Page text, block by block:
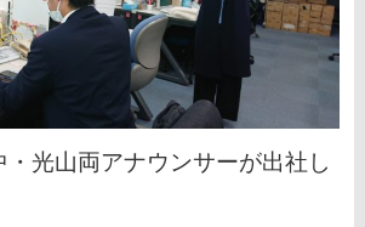
・光山両アナウンサーが出社し